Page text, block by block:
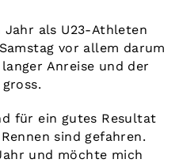
Jahr als U23-Athleten
vor allem darum
Anreise und der
für ein gutes Resultat
sind gefahren.
und möchte mich